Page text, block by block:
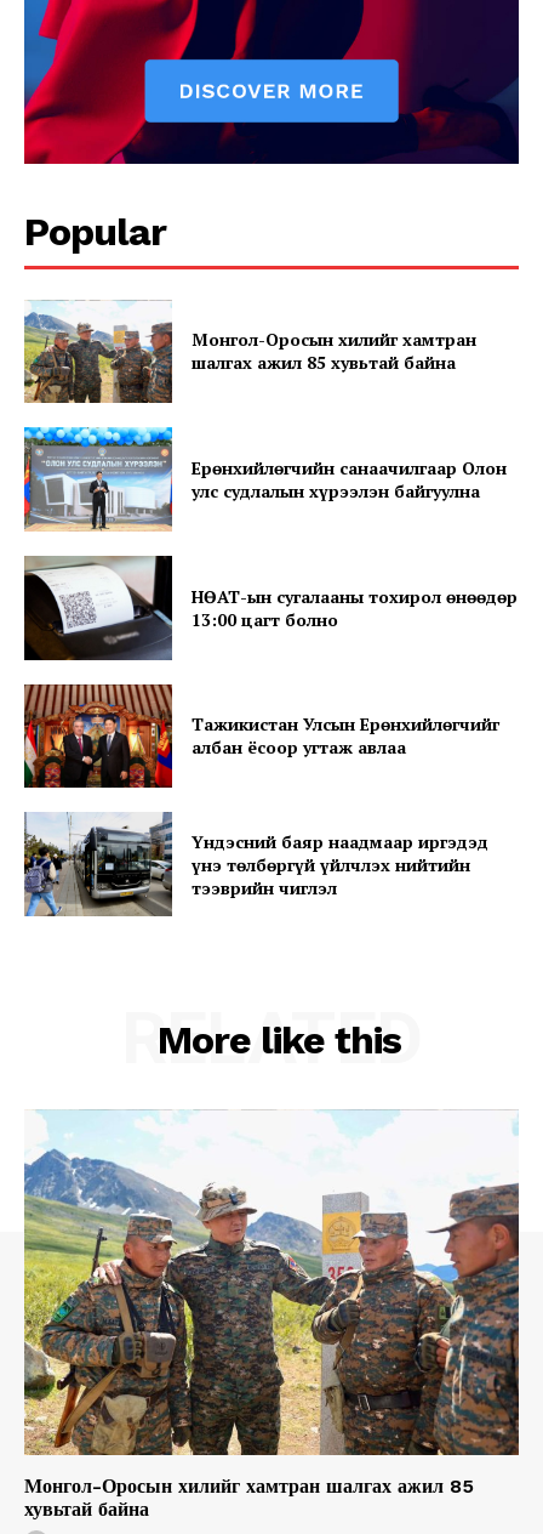
News Week
Magazine PRO
SUBSCRIBE NOW
Company
Contact us
Subscription Plans
My account
Popular
Монгол-Оросын хилийг хамтран
шалгах ажил 85 хувьтай байна
Ерөнхийлөгчийн санаачилгаар Олон
улс судлалын хүрээлэн байгуулна
НӨАТ-ын сугалааны тохирол өнөөдөр
13:00 цагт болно
Тажикистан Улсын Ерөнхийлөгчийг
албан ёсоор угтаж авлаа
Үндэсний баяр наадмаар иргэдэд
үнэ төлбөргүй үйлчлэх нийтийн
тээврийн чиглэл
More like this
RELATED
Монгол-Оросын хилийг хамтран шалгах ажил 85
хувьтай байна